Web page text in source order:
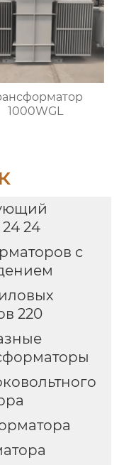
1000WGL
24
с
220